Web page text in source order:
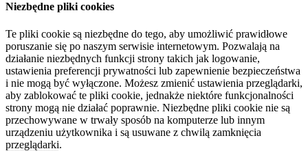
Niezbędne pliki cookies
Te pliki cookie są niezbędne do tego, aby umożliwić prawidłowe
poruszanie się po naszym serwisie internetowym. Pozwalają na
działanie niezbędnych funkcji strony takich jak logowanie,
ustawienia preferencji prywatności lub zapewnienie bezpieczeństwa
i nie mogą być wyłączone. Możesz zmienić ustawienia przeglądarki,
aby zablokować te pliki cookie, jednakże niektóre funkcjonalności
strony mogą nie działać poprawnie. Niezbędne pliki cookie nie są
przechowywane w trwały sposób na komputerze lub innym
urządzeniu użytkownika i są usuwane z chwilą zamknięcia
przeglądarki.